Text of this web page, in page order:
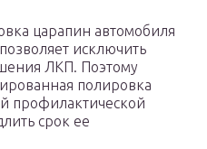
царапин автомобиля
исключить
ЛКП. Поэтому
полировка
профилактической
срок ее